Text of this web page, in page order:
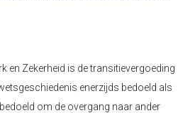
en Zekerheid is de transitievergoeding
enerzijds bedoeld als
om de overgang naar ander